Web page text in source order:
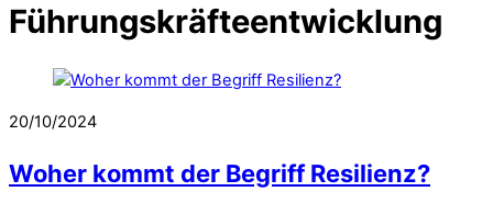
Führungskräfteentwicklung
20/10/2024
Woher kommt der Begriff Resilienz?